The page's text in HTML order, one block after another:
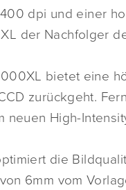
dpi und einer
der Nachfolger
bietet eine
zurückgeht.
neuen High-
die
6mm vom